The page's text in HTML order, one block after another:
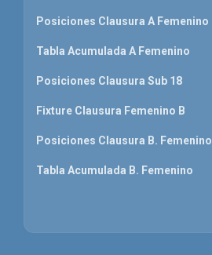
Posiciones Clausura A Femenino
Tabla Acumulada A Femenino
Posiciones Clausura Sub 18
Fixture Clausura Femenino B
Posiciones Clausura B. Femenino
Tabla Acumulada B. Femenino